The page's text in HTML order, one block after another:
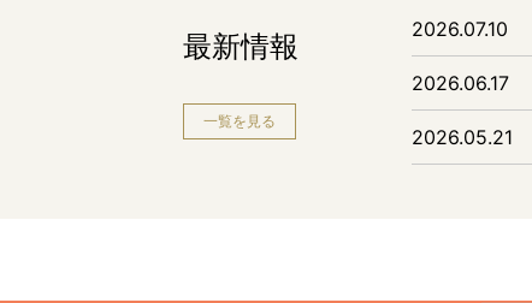
最新情報
一覧を見る
2026.07.10
2026.06.17
2026.05.21